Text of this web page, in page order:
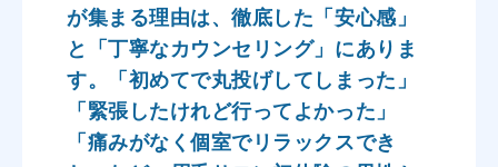
が集まる理由は、徹底した「安心感」
と「丁寧なカウンセリング」にありま
す。「初めてで丸投げしてしまった」
「緊張したけれど行ってよかった」
「痛みがなく個室でリラックスでき